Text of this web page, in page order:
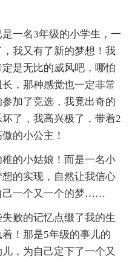
一名3年级的小学生，一
我又有了新的梦想！我
是无比的威风吧，哪怕
，那种感觉也一定非常
加了竞选，我竟出奇的
了，我高兴极了，带着2
的小公主！
的小姑娘！而是一名小
的实现，自然让我信心
己一个又一个的梦……
败的记忆点缀了我的生
！那是5年级的事儿的
，为自己定下了一个又